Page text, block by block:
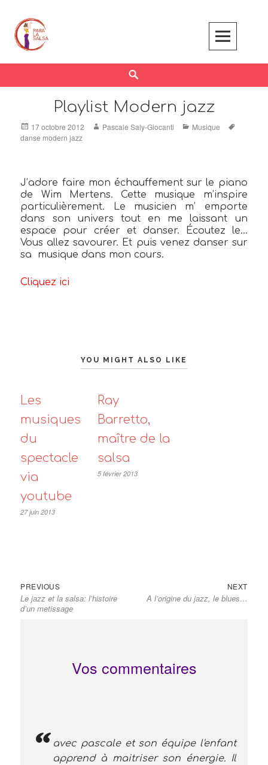
content
Playlist Modern jazz
Posted
on
17 octobre 2012 Author
Pascale Saly-Giocanti Categories
Musique
danse modern jazz
J’adore faire mon échauffement sur le piano
de Wim Mertens. Cette musique m’inspire
particulièrement. Le musicien m’ emporte
dans son univers tout en me laissant un
espace pour créer et danser. Écoutez le…
Vous allez savourer. Et puis venez danser sur
sa musique dans mon cours.
Cliquez ici
YOU MIGHT ALSO LIKE
Les
musiques
du
spectacle
via
youtube
27 juin 2013
Ray
Barretto,
maître de la
salsa
5 février 2013
Navigation
de
l’article
PREVIOUSPrevious
post:
Le jazz et la salsa: l’histoire
d’un metissage
NEXTNext
A l’origine du jazz, le blues…
Vos commentaires
avec pascale et son équipe l'enfant
apprend à maitriser son énergie. Il